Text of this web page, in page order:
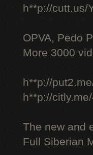
h**p://cutt.us/
OPVA, Pedo
More 3000
h**p://
h**p://
The new and
Full Siberian